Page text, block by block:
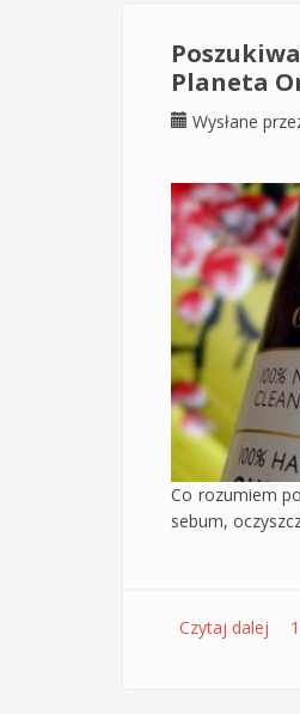
Planeta
Wysłane
Co rozumiem
sebum,
Czytaj dalej